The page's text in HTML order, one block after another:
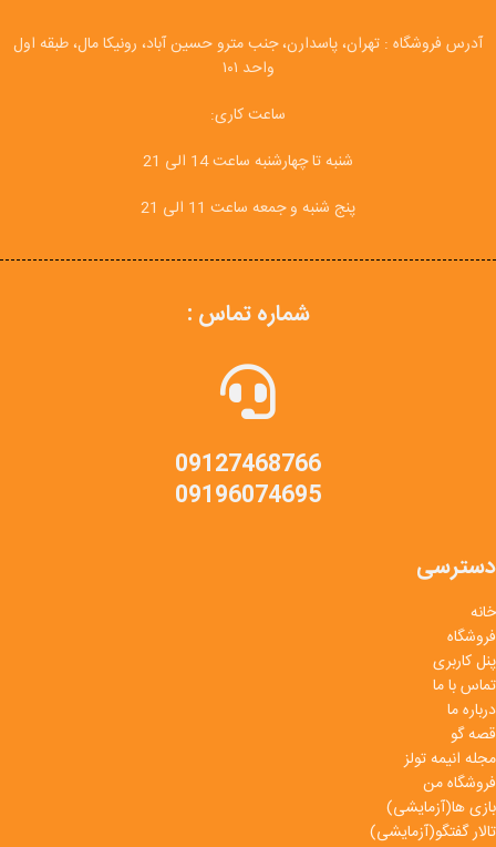
آدرس فروشگاه : تهران، پاسدارن، جنب مترو حسین آباد، رونیکا مال، طبقه اول
واحد ۱۰۱
ساعت کاری:
شنبه تا چهارشنبه ساعت 14 الی 21
پنج شنبه و جمعه ساعت 11 الی 21
شماره تماس :
09127468766
09196074695
دسترسی
خانه
فروشگاه
پنل کاربری
تماس با ما
درباره ما
قصه گو
مجله انیمه تولز
فروشگاه من
بازی ها(آزمایشی)
تالار گفتگو(آزمایشی)